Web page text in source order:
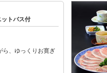
トバス付
ら、ゆっくりお寛ぎ